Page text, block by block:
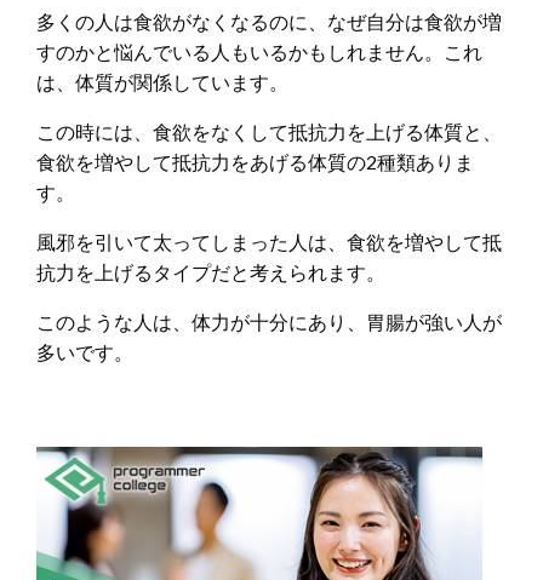
多くの人は食欲がなくなるのに、なぜ自分は食欲が増
すのかと悩んでいる人もいるかもしれません。これ
は、体質が関係しています。
この時には、食欲をなくして抵抗力を上げる体質と、
食欲を増やして抵抗力をあげる体質の2種類ありま
す。
風邪を引いて太ってしまった人は、食欲を増やして抵
抗力を上げるタイプだと考えられます。
このような人は、体力が十分にあり、胃腸が強い人が
多いです。